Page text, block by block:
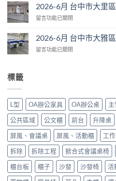
中
市
里
中
月
台
市
里
2026-6月 台中市大里區
在
月
台
中
留言功能已關閉
2026-6月 台中市大雅區
在
市
大
雅
區〉
中
留言功能已關閉
標籤
L型 OA辦公家具 OA辦公桌 主
公共區域
公文櫃 前台 升降桌
屏風、會議桌
屏風、活動櫃 工
拆除
拆除工程 掀合式會議桌椅
櫃台板
櫃子 沙發 沙發椅 活